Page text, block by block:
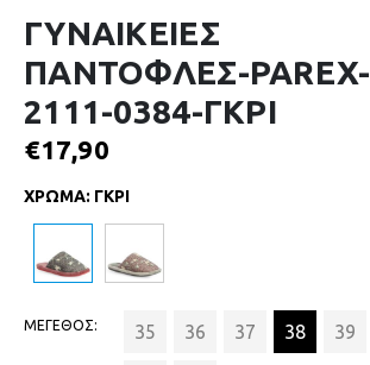
ΓΥΝΑΙΚΕΙΕΣ
ΠΑΝΤΟΦΛΕΣ-PAREX-
2111-0384-ΓΚΡΙ
€17,90
ΧΡΩΜΑ: ΓΚΡΙ
ΜΕΓΕΘΟΣ 35 36 37 38 39